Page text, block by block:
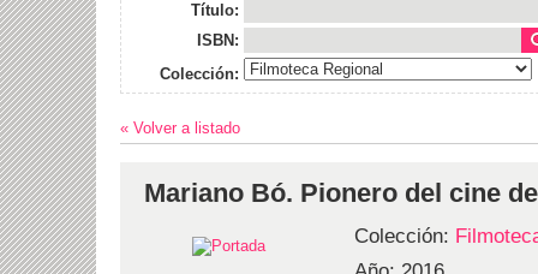
Título:
ISBN:
Colección:
« Volver a listado
Mariano Bó. Pionero del cine
Colección: